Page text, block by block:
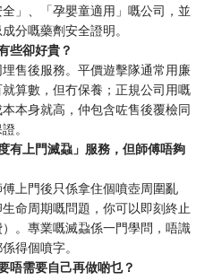
」、「孕嬰童適用」嘅公司，並
分嘅藥劑安全證明。
些卻好貴？
售後服務。平價遊擊隊通常用廉
算數，但冇保養；正規公司用嘅
本身就高，仲包含咗售後覆檢同
。
有上門滅蝨」服務，但師傅唔夠
上門後只係拿住個噴壺周圍亂
命周期嘅問題，你可以即刻終止
。專業嘅滅蝨係一門學問，唔識
得個噴字。
唔需要自己再做啲乜？